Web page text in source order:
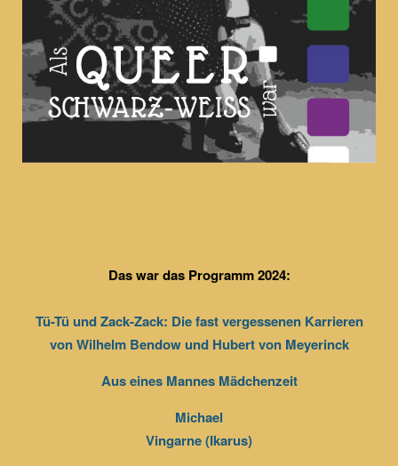
Das war das Programm 2024:
Tü-Tü und Zack-Zack: Die fast vergessenen Karrieren
von Wilhelm Bendow und Hubert von Meyerinck
Aus eines Mannes Mädchenzeit
Michael
Vingarne (Ikarus)